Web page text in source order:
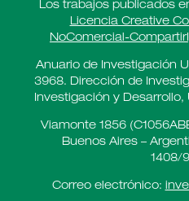
Los trabajos publicados
Licencia Creative
NoComercial-
Anuario de Investigación
3968. Dirección de
Investigación y Desarrollo,
Viamonte 1856
Buenos Aires –
1408/
Correo electrónico: